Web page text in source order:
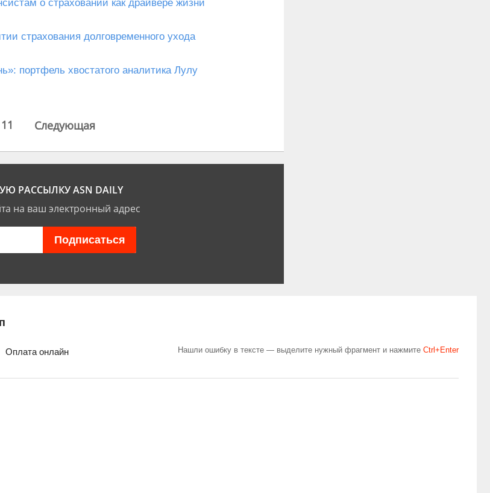
о страховании как драйвере жизни
страхования долговременного ухода
портфель хвостатого аналитика Лулу
11 Следующая
РАССЫЛКУ ASN DAILY
на ваш электронный адрес
Оплата онлайн Нашли ошибку в тексте — выделите нужный фрагмент и нажмите Сtrl+Enter